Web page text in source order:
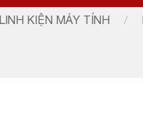
LINH KIỆN MÁY TÍNH /